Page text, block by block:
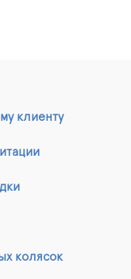
клиенту
колясок